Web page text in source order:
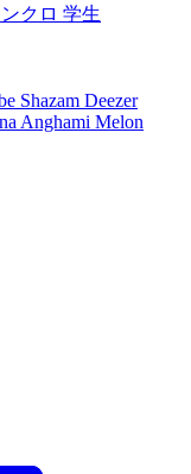
クロ 学生
Shazam Deezer
Anghami Melon